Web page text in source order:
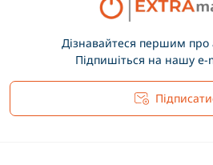
Дізнавайтеся першим про
Підпишіться на нашу e-